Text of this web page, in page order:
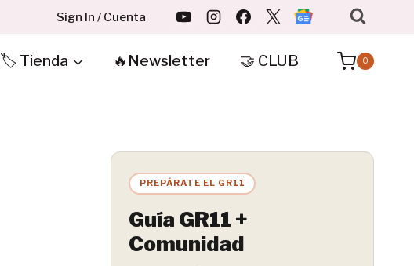
Sign In / Cuenta
🏷️ Tienda 🔥Newsletter 🤝 CLUB 0
PREPÁRATE EL GR11
Guía GR11 +
Comunidad